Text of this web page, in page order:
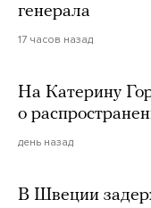
генерала
17 часов назад
На Катерину
о
день назад
В Швеции